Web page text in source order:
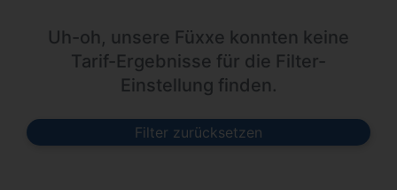
Uh-oh, unsere Füxxe konnten keine
Tarif-Ergebnisse für die Filter-
Einstellung finden.
Filter zurücksetzen